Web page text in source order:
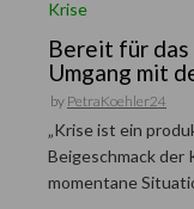
Bereit für
Umgang mit
by PetraKoehler24
„Krise ist ein
Beigeschmack der
momentane